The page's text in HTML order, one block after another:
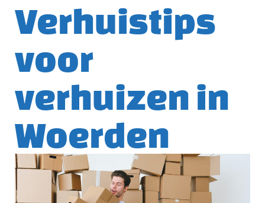
Verhuistips
voor
verhuizen in
Woerden